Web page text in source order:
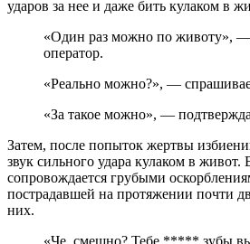
ударов за нее и даже бить кулаком в
«Один раз можно по животу», —
оператор.
«Реально можно?», —
«За такое можно», —
Затем, после попыток жертвы
звук сильного удара кулаком в живот.
сопровождается грубыми
пострадавшей на протяжении почти
них.
«Че, смешно? Тебе ***** зубы